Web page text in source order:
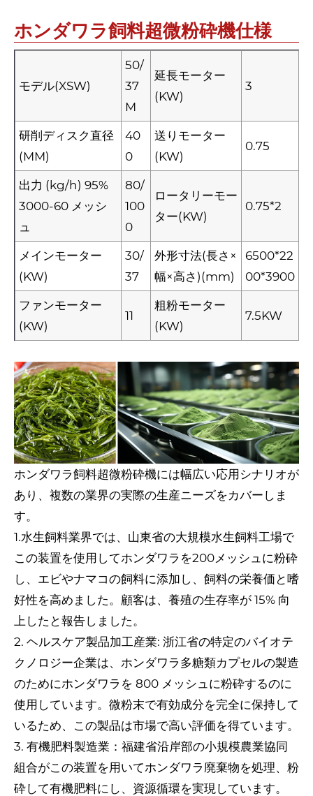
ホンダワラ飼料超微粉砕機仕様
モデル(XSW)
50/
37
M
延長モーター
(KW)
3
研削ディスク直径
(MM)
40
0
送りモーター
(KW)
0.75
出力 (kg/h) 95%
3000-60 メッシ
ュ
80/
100
0
ロータリーモー
ター(KW)
0.75*2
メインモーター
(KW)
30/
37
外形寸法(長さ×
幅×高さ)(mm)
6500*22
00*3900
ファンモーター
(KW)
11
粗粉モーター
(KW)
7.5KW
ホンダワラ飼料超微粉砕機には幅広い応用シナリオが
あり、複数の業界の実際の生産ニーズをカバーしま
す。
1.水生飼料業界では、山東省の大規模水生飼料工場で
この装置を使用してホンダワラを200メッシュに粉砕
し、エビやナマコの飼料に添加し、飼料の栄養価と嗜
好性を高めました。顧客は、養殖の生存率が 15% 向
上したと報告しました。
2. ヘルスケア製品加工産業: 浙江省の特定のバイオテ
クノロジー企業は、ホンダワラ多糖類カプセルの製造
のためにホンダワラを 800 メッシュに粉砕するのに
使用しています。微粉末で有効成分を完全に保持して
いるため、この製品は市場で高い評価を得ています。
3. 有機肥料製造業：福建省沿岸部の小規模農業協同
組合がこの装置を用いてホンダワラ廃棄物を処理、粉
砕して有機肥料にし、資源循環を実現しています。